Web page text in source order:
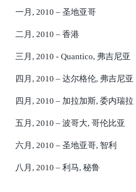
一月, 2010 – 圣地亚哥
二月, 2010 – 香港
三月, 2010 - Quantico, 弗吉尼亚
四月, 2010 – 达尔格伦, 弗吉尼亚
四月, 2010 – 加拉加斯, 委内瑞拉
五月, 2010 – 波哥大, 哥伦比亚
六月, 2010 – 圣地亚哥, 智利
八月, 2010 – 利马, 秘鲁